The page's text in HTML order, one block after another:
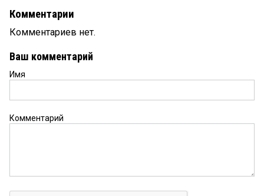
Комментарии
Комментариев нет.
Ваш комментарий
Имя
Комментарий